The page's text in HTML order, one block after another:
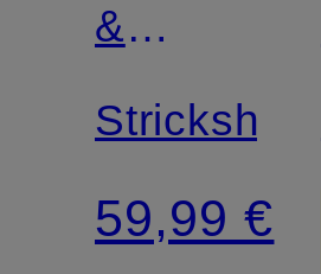
&
MORE
Strickshirt
59,99 €